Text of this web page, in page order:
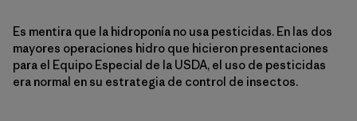
Es mentira que la hidroponía no usa pesticidas. En las dos
mayores operaciones hidro que hicieron presentaciones
para el Equipo Especial de la USDA, el uso de pesticidas
era normal en su estrategia de control de insectos.